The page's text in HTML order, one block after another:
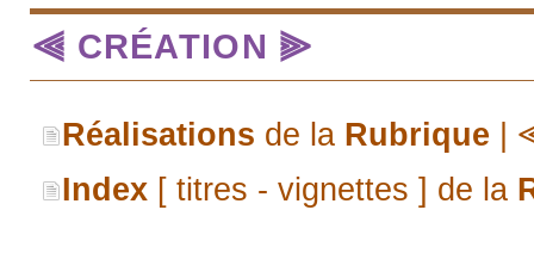
⫷ CRÉATION ⫸
Réalisations de la Rubrique |
Index [ titres - vignettes ] de la